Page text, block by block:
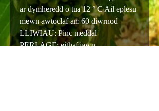
ar dymheredd o tua 12 ° C Ail eplesu
mewn awtoclaf am 60 diwrnod
LLIWIAU: Pinc meddal
PERLAGE: eithaf iawn